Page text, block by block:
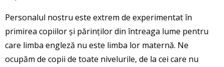
Personalul nostru este extrem de experimentat în
primirea copiilor și părinților din întreaga lume pentru
care limba engleză nu este limba lor maternă. Ne
ocupăm de copii de toate nivelurile, de la cei care nu